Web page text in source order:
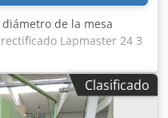
diámetro de la mesa
Lapmaster 24 3
diámetro 3 anillos de
Incluye: Sistema
como nuevas
de altura Crodpfx
Clasificado